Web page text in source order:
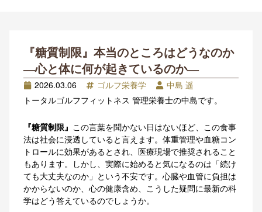
『糖質制限』本当のところはどうなのか
—心と体に何が起きているのか—
2026.03.06 ゴルフ栄養学
中島 遥
トータルゴルフフィットネス 管理栄養士の中島です。
『糖質制限』 この言葉を聞かない日はないほど、この食事
法は社会に浸透していると言えます。体重管理や血糖コン
トロールに効果があるとされ、医療現場で推奨されること
もあります。しかし、実際に始めると気になるのは「続け
ても大丈夫なのか」という不安です。心臓や血管に負担は
かからないのか、心の健康含め、こうした疑問に最新の科
学はどう答えているのでしょうか。